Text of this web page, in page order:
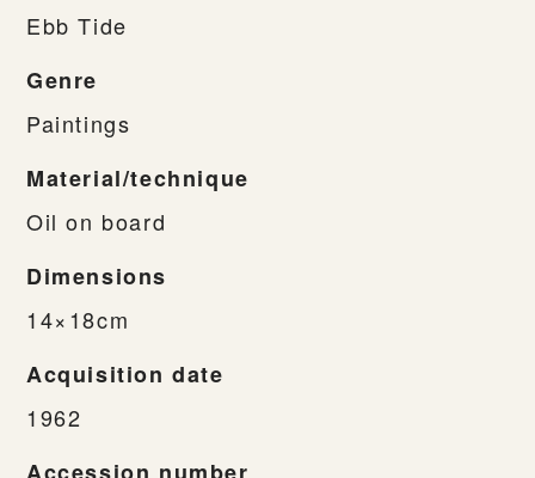
Ebb Tide
Genre
Paintings
Material/technique
Oil on board
Dimensions
14×18cm
Acquisition date
1962